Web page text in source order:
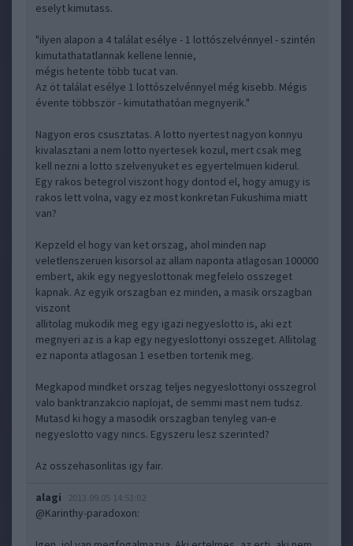
eselyt kimutass.
"ilyen alapon a 4 találat esélye - 1 lottószelvénnyel - szintén
kimutathatatlannak kellene lennie,
mégis hetente több tucat van.
Az öt találat esélye 1 lottószelvénnyel még kisebb. Mégis
évente többször - kimutathatóan megnyerik."
Nagyon eros csusztatas. A lotto nyertest nagyon konnyu
kivalasztani a nem lotto nyertesek kozul, mert csak meg
kell nezni a lotto szelvenyuket es egyertelmuen kiderul.
Egy rakos betegrol viszont hogy dontod el, hogy amugy is
rakos lett volna, vagy ez most konkretan Fukushima miatt
van?
Kepzeld el hogy van ket orszag, ahol minden nap
veletlenszeruen kisorsol az allam naponta atlagosan 100000
embert, akik egy negyeslottonak megfelelo osszeget
kapnak. Az egyik orszagban ez minden, a masik orszagban
viszont
allitolag mukodik meg egy igazi negyeslotto is, aki ezt
megnyeri az is a kap egy negyeslottonyi osszeget. Allitolag
ez naponta atlagosan 1 esetben tortenik meg.
Megkapod mindket orszag teljes negyeslottonyi osszegrol
valo banktranzakcio naplojat, de semmi mast nem tudsz.
Mutasd ki hogy a masodik orszagban tenyleg van-e
negyeslotto vagy nincs. Egyszeru lesz szerinted?
Az osszehasonlitas igy fair.
alagi 2013.09.05 14:51:02
@Karinthy-paradoxon: